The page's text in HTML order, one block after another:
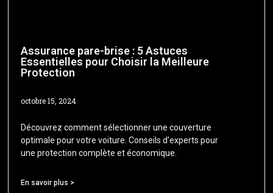
Assurance pare-brise : 5 Astuces
Essentielles pour Choisir la Meilleure
Protection
octobre 15, 2024
Découvrez comment sélectionner une couverture
optimale pour votre voiture. Conseils d’experts pour
une protection complète et économique.
En savoir plus >